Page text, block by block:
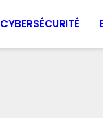
CYBERSÉCURITÉ